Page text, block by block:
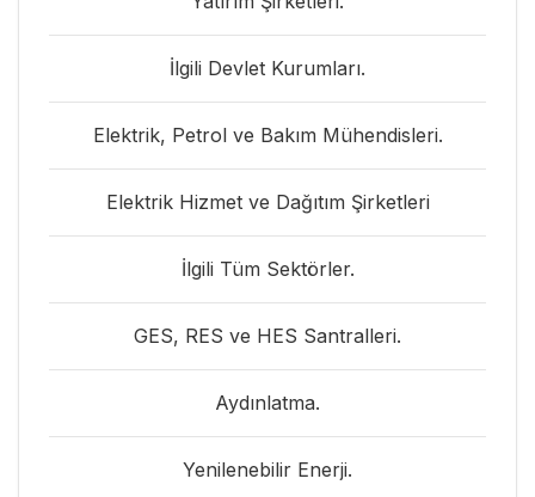
İlgili Devlet Kurumları.
Elektrik, Petrol ve Bakım Mühendisleri.
Elektrik Hizmet ve Dağıtım Şirketleri
İlgili Tüm Sektörler.
GES, RES ve HES Santralleri.
Aydınlatma.
Yenilenebilir Enerji.